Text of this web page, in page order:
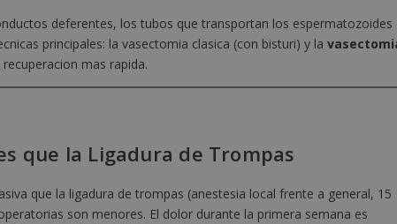
deferentes, los tubos que transportan los espermatozoides
principales: la vasectomia clasica (con bisturi) y la
mas rapida.
que la Ligadura de Trompas
que la ligadura de trompas (anestesia local frente a general, 15
son menores. El dolor durante la primera semana es